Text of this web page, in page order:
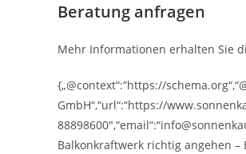
Beratung anfragen
Mehr Informationen erhalten Sie
{„@context“:“https://
GmbH“,“url“:“https://
Balkonkraftwerk richtig angehen